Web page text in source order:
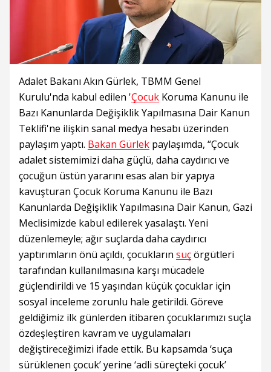
Adalet Bakanı Akın Gürlek, TBMM Genel
Kurulu'nda kabul edilen 'Çocuk Koruma Kanunu ile
Bazı Kanunlarda Değişiklik Yapılmasına Dair Kanun
Teklifi'ne ilişkin sanal medya hesabı üzerinden
paylaşım yaptı. Bakan Gürlek paylaşımda, “Çocuk
adalet sistemimizi daha güçlü, daha caydırıcı ve
çocuğun üstün yararını esas alan bir yapıya
kavuşturan Çocuk Koruma Kanunu ile Bazı
Kanunlarda Değişiklik Yapılmasına Dair Kanun, Gazi
Meclisimizde kabul edilerek yasalaştı. Yeni
düzenlemeyle; ağır suçlarda daha caydırıcı
yaptırımların önü açıldı, çocukların suçörgütleri
tarafından kullanılmasına karşı mücadele
güçlendirildi ve 15 yaşından küçük çocuklar için
sosyal inceleme zorunlu hale getirildi. Göreve
geldiğimiz ilk günlerden itibaren çocuklarımızı suçla
özdeşleştiren kavram ve uygulamaları
değiştireceğimizi ifade ettik. Bu kapsamda ‘suça
sürüklenen çocuk’ yerine ‘adli süreçteki çocuk’